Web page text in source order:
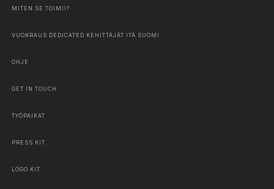
MITEN SE TOIMII?
VUOKRAUS DEDICATED KEHITTÄJÄT ITÄ SUOMI
OHJE
GET IN TOUCH
TYÖPAIKAT
PRESS KIT
LOGO KIT